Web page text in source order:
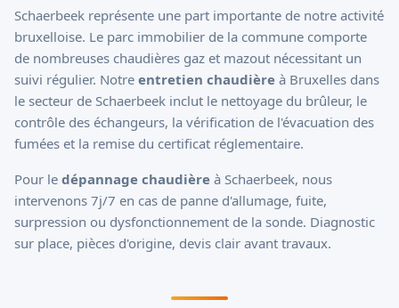
Schaerbeek représente une part importante de notre activité
bruxelloise. Le parc immobilier de la commune comporte
de nombreuses chaudières gaz et mazout nécessitant un
suivi régulier. Notre entretien chaudière à Bruxelles dans
le secteur de Schaerbeek inclut le nettoyage du brûleur, le
contrôle des échangeurs, la vérification de l'évacuation des
fumées et la remise du certificat réglementaire.
Pour le dépannage chaudière à Schaerbeek, nous
intervenons 7j/7 en cas de panne d'allumage, fuite,
surpression ou dysfonctionnement de la sonde. Diagnostic
sur place, pièces d'origine, devis clair avant travaux.